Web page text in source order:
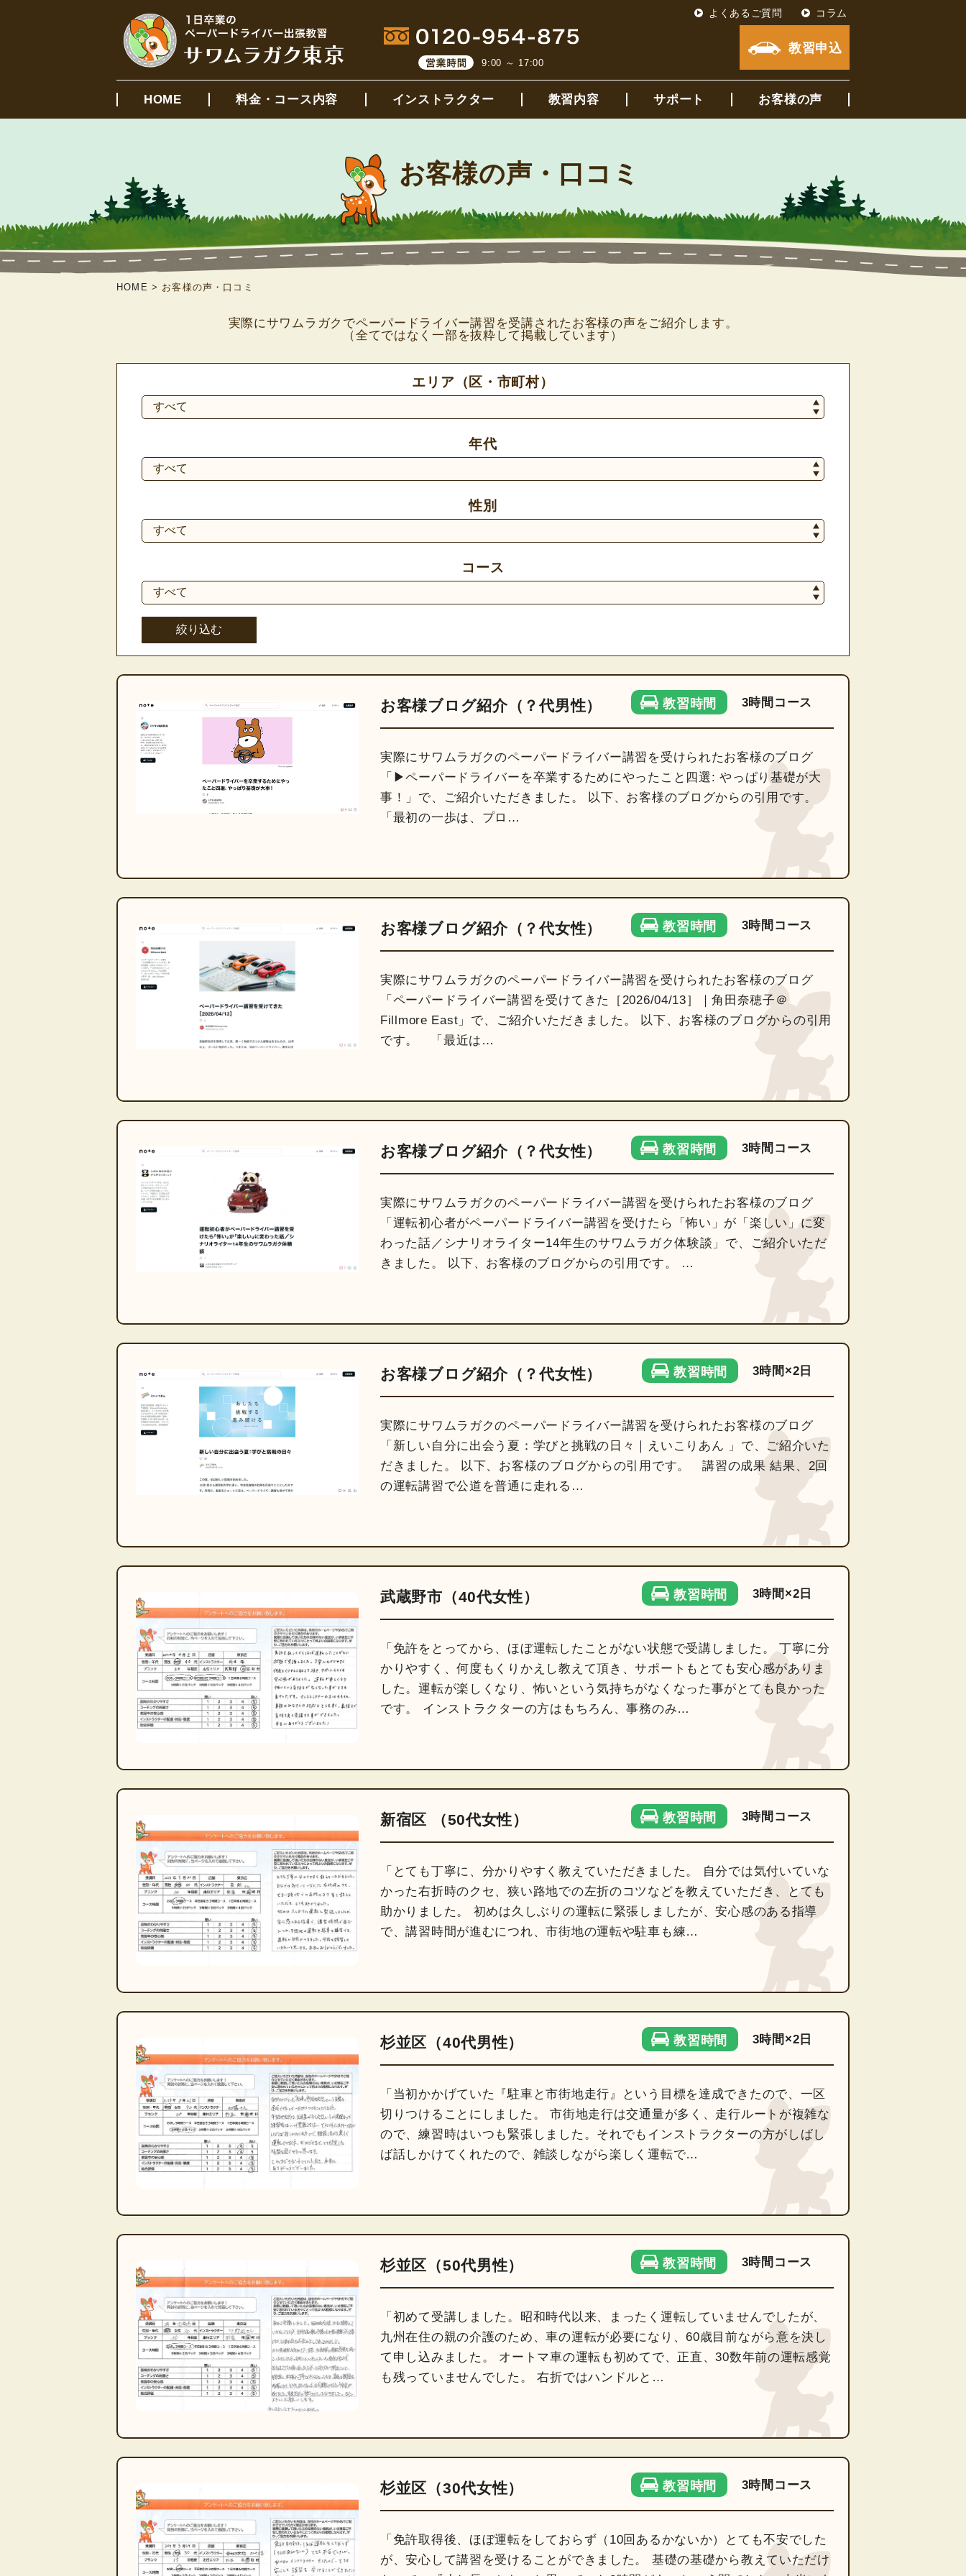
9:00 ～ 17:00
教習申込
よくあるご質問 コラム
HOME 料金・コース内容 インストラクター 教習内容 サポート お客様の声
お客様の声・口コミ
HOME > お客様の声・口コミ
実際にサワムラガクでペーパードライバー講習を受講されたお客様の声をご紹介します。
（全てではなく一部を抜粋して掲載しています）
エリア（区・市町村）
年代
性別
コース
絞り込む
実際にサワムラガクのペーパードライバー講習を受けられたお客様のブログ
「▶ペーパードライバーを卒業するためにやったこと四選: やっぱり基礎が大
事！」で、ご紹介いただきました。 以下、お客様のブログからの引用です。
「最初の一歩は、プロ…
お客様ブログ紹介（？代男性） 教習時間 3時間コース
実際にサワムラガクのペーパードライバー講習を受けられたお客様のブログ
「ペーパードライバー講習を受けてきた［2026/04/13］｜角田奈穂子＠
Fillmore East」で、ご紹介いただきました。 以下、お客様のブログからの引用
です。 「最近は…
お客様ブログ紹介（？代女性） 教習時間 3時間コース
実際にサワムラガクのペーパードライバー講習を受けられたお客様のブログ
「運転初心者がペーパードライバー講習を受けたら「怖い」が「楽しい」に変
わった話／シナリオライター14年生のサワムラガク体験談」で、ご紹介いただ
きました。 以下、お客様のブログからの引用です。 …
お客様ブログ紹介（？代女性） 教習時間 3時間コース
実際にサワムラガクのペーパードライバー講習を受けられたお客様のブログ
「新しい自分に出会う夏：学びと挑戦の日々｜えいこりあん 」で、ご紹介いた
だきました。 以下、お客様のブログからの引用です。 講習の成果 結果、2回
の運転講習で公道を普通に走れる…
お客様ブログ紹介（？代女性） 教習時間 3時間×2日
「免許をとってから、ほぼ運転したことがない状態で受講しました。 丁寧に分
かりやすく、何度もくりかえし教えて頂き、サポートもとても安心感がありま
した。運転が楽しくなり、怖いという気持ちがなくなった事がとても良かった
です。 インストラクターの方はもちろん、事務のみ…
武蔵野市（40代女性） 教習時間 3時間×2日
「とても丁寧に、分かりやすく教えていただきました。 自分では気付いていな
かった右折時のクセ、狭い路地での左折のコツなどを教えていただき、とても
助かりました。 初めは久しぶりの運転に緊張しましたが、安心感のある指導
で、講習時間が進むにつれ、市街地の運転や駐車も練…
新宿区 （50代女性） 教習時間 3時間コース
「当初かかげていた『駐車と市街地走行』という目標を達成できたので、一区
切りつけることにしました。 市街地走行は交通量が多く、走行ルートが複雑な
ので、練習時はいつも緊張しました。それでもインストラクターの方がしばし
ば話しかけてくれたので、雑談しながら楽しく運転で…
杉並区（40代男性） 教習時間 3時間×2日
「初めて受講しました。昭和時代以来、まったく運転していませんでしたが、
九州在住の親の介護のため、車の運転が必要になり、60歳目前ながら意を決し
て申し込みました。 オートマ車の運転も初めてで、正直、30数年前の運転感覚
も残っていませんでした。 右折ではハンドルと…
杉並区（50代男性） 教習時間 3時間コース
「免許取得後、ほぼ運転をしておらず（10回あるかないか）とても不安でした
が、安心して講習を受けることができました。 基礎の基礎から教えていただけ
杉並区（30代女性） 教習時間 3時間コース